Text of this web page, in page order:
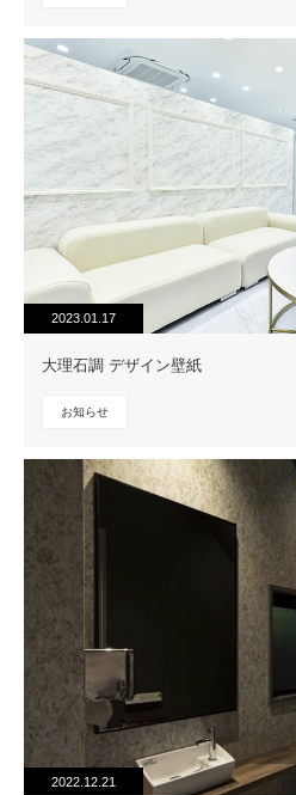
2023.01.17
大理石調 デザイン壁紙
お知らせ
2022.12.21